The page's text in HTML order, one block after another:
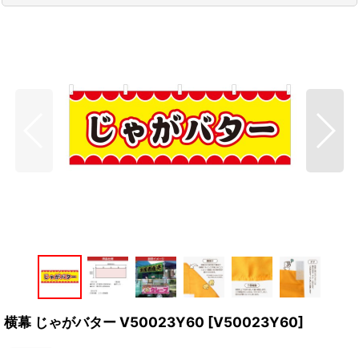
横幕 じゃがバター V50023Y60 [V50023Y60]